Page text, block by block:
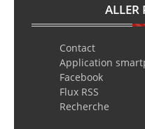
ALLER
Contact
Application
Facebook
Flux RSS
Recherche